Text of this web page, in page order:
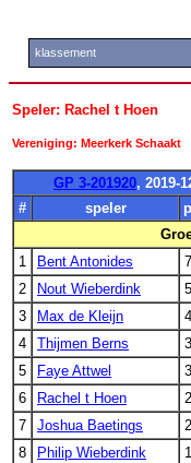
klassement
Speler: Rachel t Hoen
Vereniging: Meerkerk Schaakt
GP 3-201920, 2019-
#
speler
1
Bent Antonides
2
Nout Wieberdink
3
Max de Kleijn
4
Thijmen Berns
5
Faye Attwel
6
Rachel t Hoen
7
Joshua Baetings
8
Philip Wieberdink